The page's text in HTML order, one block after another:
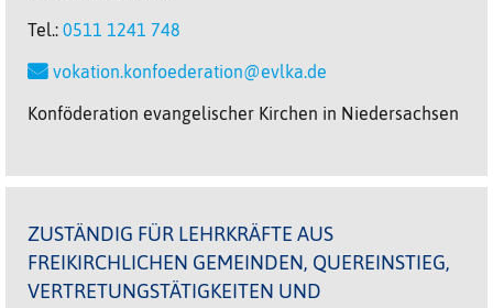
Tel.: 0511 1241 748
vokation.konfoederation@evlka.de
Konföderation evangelischer Kirchen in Niedersachsen
ZUSTÄNDIG FÜR LEHRKRÄFTE AUS
FREIKIRCHLICHEN GEMEINDEN, QUEREINSTIEG,
VERTRETUNGSTÄTIGKEITEN UND